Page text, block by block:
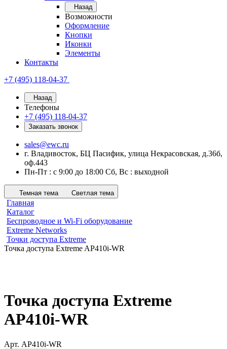
Назад
Возможности
Оформление
Кнопки
Иконки
Элементы
Контакты
+7 (495) 118-04-37
Назад
Телефоны
+7 (495) 118-04-37
Заказать звонок
sales@ewc.ru
г. Владивосток, БЦ Пасифик, улица Некрасовская, д.36б,
оф.443
Пн-Пт : с 9:00 до 18:00 Сб, Вс : выходной
Темная тема Светлая тема
Главная
Каталог
Беспроводное и Wi-Fi оборудование
Extreme Networks
Точки доступа Extreme
Точка доступа Extreme AP410i-WR
Точка доступа Extreme
AP410i-WR
Арт. AP410i-WR